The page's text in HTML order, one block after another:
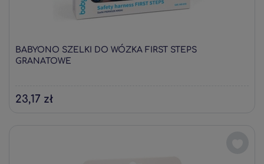
BABYONO SZELKI DO WÓZKA FIRST STEPS
GRANATOWE
23,17 zł